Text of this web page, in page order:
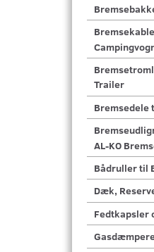
Trailer
Bremsedele
AL-KO
Bådruller til
Dæk,
Fedtkapsler